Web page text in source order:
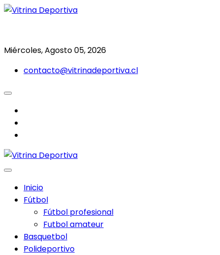
Saltar
Miércoles, Agosto 05, 2026
contacto@vitrinadeportiva.cl
Inicio
Fútbol
Fútbol profesional
Futbol amateur
Basquetbol
Polideportivo